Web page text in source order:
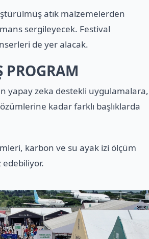
atık malzemelerden
sergileyecek. Festival
de yer alacak.
PROGRAM
yapay zeka destekli uygulamalara,
kadar farklı başlıklarda
karbon ve su ayak izi ölçüm
edebiliyor.